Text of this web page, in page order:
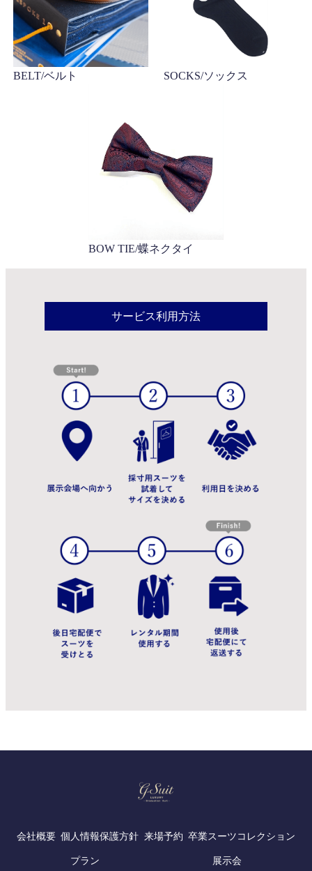
BELT/ベルト SOCKS/ソックス
BOW TIE/蝶ネクタイ
サービス利用方法
会社概要 個人情報保護方針 来場予約 卒業スーツコレクション
プラン 展示会